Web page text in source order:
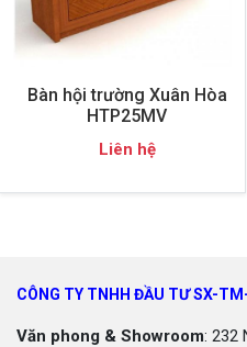
Bàn hội trường Xuân Hòa
HTP25MV
Liên hệ
CÔNG TY TNHH ĐẦU TƯ SX-
Văn phong & Showroom: 232